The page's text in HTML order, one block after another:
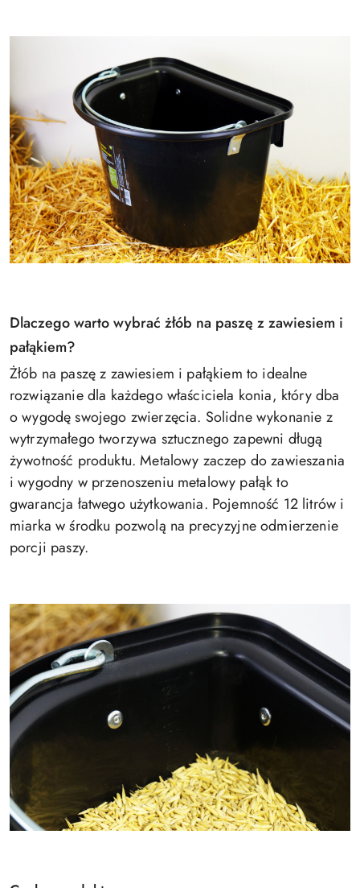
Dlaczego warto wybrać żłób na paszę z zawiesiem i
pałąkiem?
Żłób na paszę z zawiesiem i pałąkiem to idealne
rozwiązanie dla każdego właściciela konia, który dba
o wygodę swojego zwierzęcia. Solidne wykonanie z
wytrzymałego tworzywa sztucznego zapewni długą
żywotność produktu. Metalowy zaczep do zawieszania
i wygodny w przenoszeniu metalowy pałąk to
gwarancja łatwego użytkowania. Pojemność 12 litrów i
miarka w środku pozwolą na precyzyjne odmierzenie
porcji paszy.